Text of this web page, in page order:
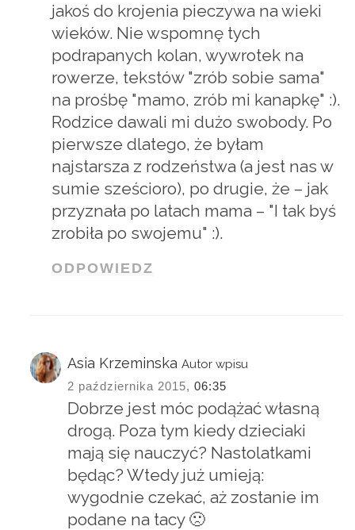
jakoś do krojenia pieczywa na wieki
wieków. Nie wspomnę tych
podrapanych kolan, wywrotek na
rowerze, tekstów "zrób sobie sama"
na prośbę "mamo, zrób mi kanapkę" :).
Rodzice dawali mi dużo swobody. Po
pierwsze dlatego, że byłam
najstarsza z rodzeństwa (a jest nas w
sumie sześcioro), po drugie, że – jak
przyznała po latach mama – "I tak byś
zrobiła po swojemu" :).
ODPOWIEDZ
Asia Krzeminska Autor wpisu
2 października 2015, 06:35
Dobrze jest móc podążać własną
drogą. Poza tym kiedy dzieciaki
mają się nauczyć? Nastolatkami
będąc? Wtedy już umieją:
wygodnie czekać, aż zostanie im
podane na tacy 🙁